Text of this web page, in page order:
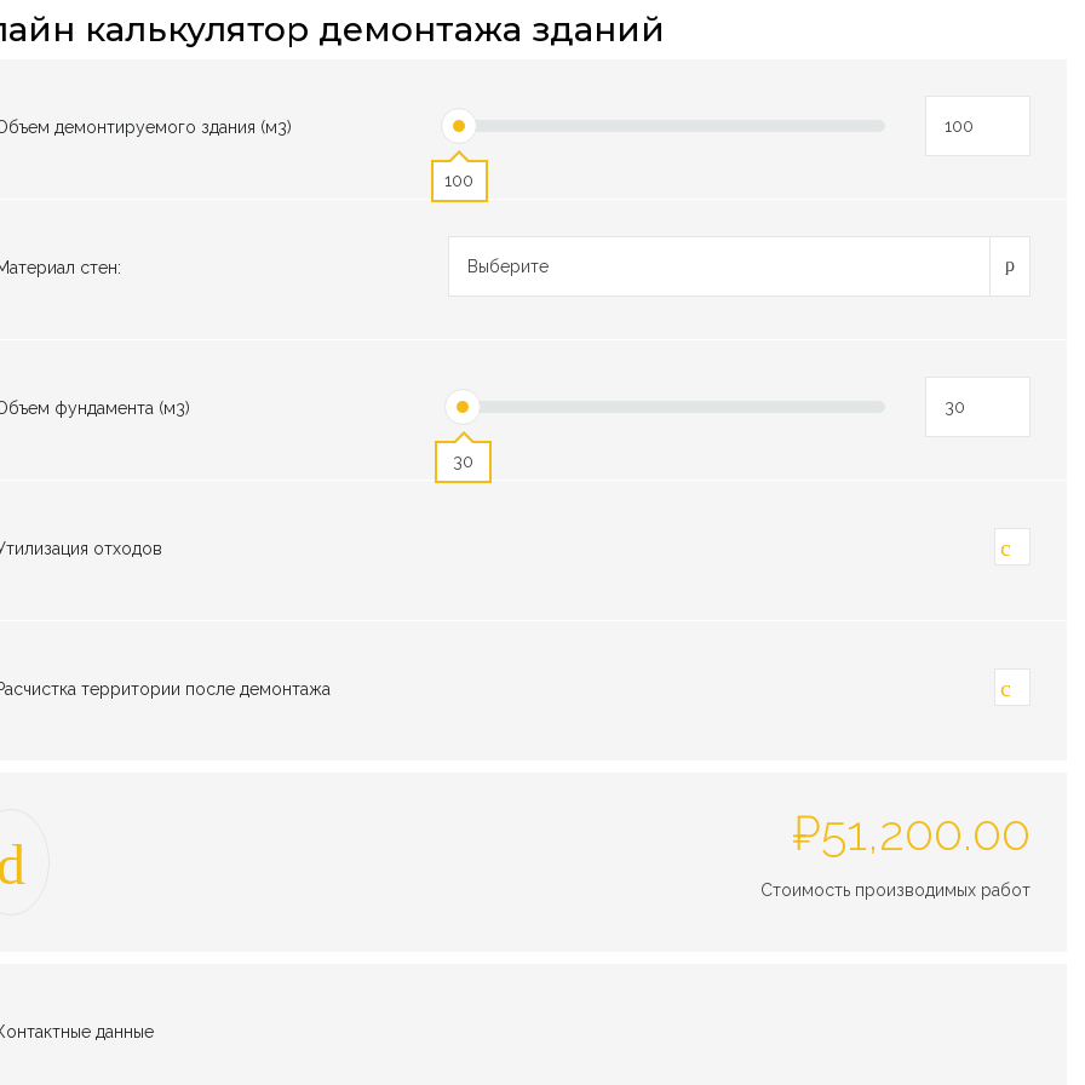
калькулятор демонтажа зданий
демонтируемого здания (м3)
100
стен: Выберите
фундамента (м3)
30
отходов
территории после демонтажа
₽51,200.00
Стоимость производимых работ
данные